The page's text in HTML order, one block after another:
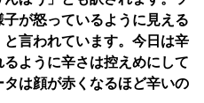
が怒っているように見える
言われています。今日は辛
ように辛さは控えめにして
は顔が赤くなるほど辛いの